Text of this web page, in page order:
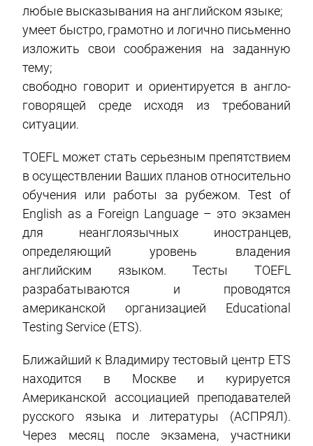
любые высказывания на английском языке;
умеет быстро, грамотно и логично письменно
изложить свои соображения на заданную
тему;
свободно говорит и ориентируется в англо-
говорящей среде исходя из требований
ситуации.
TOEFL может стать серьезным препятствием
в осуществлении Ваших планов относительно
обучения или работы за рубежом. Test of
English as a Foreign Language – это экзамен
для неанглоязычных иностранцев,
определяющий уровень владения
английским языком. Тесты TOEFL
разрабатываются и проводятся
американской организацией Educational
Testing Service (ETS).
Ближайший к Владимиру тестовый центр ETS
находится в Москве и курируется
Американской ассоциацией преподавателей
русского языка и литературы (АСПРЯЛ).
Через месяц после экзамена, участники